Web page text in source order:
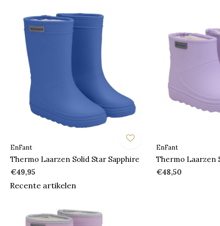
EnFant
Thermo Laarzen Solid Star Sapphire
€49,95
EnFant
Thermo Laarzen
€48,50
Recente artikelen